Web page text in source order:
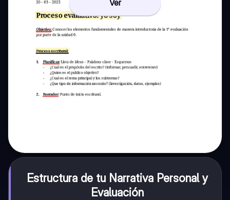
Ver
Estructura de tu Narrativa Personal y
Evaluación